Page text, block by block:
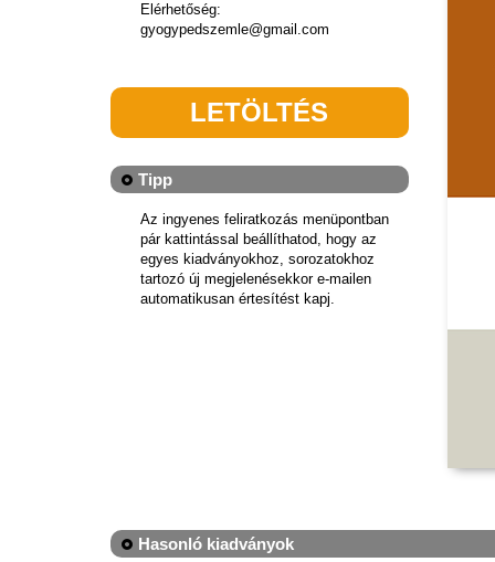
Elérhetőség:
gyogypedszemle@gmail.com
LETÖLTÉS
Tipp
Az ingyenes feliratkozás menüpontban
pár kattintással beállíthatod, hogy az
egyes kiadványokhoz, sorozatokhoz
tartozó új megjelenésekkor e-mailen
automatikusan értesítést kapj.
Hasonló kiadványok